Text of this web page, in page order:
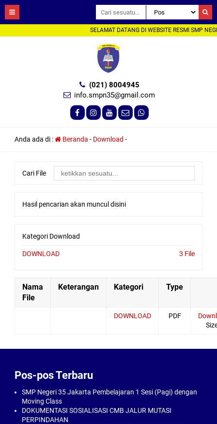
SELAMAT DATANG DI WEBSITE RESMI SMP
(021) 8004945
info.smpn35@gmail.com
Anda ada di : Beranda - Download -
Cari File
Hasil pencarian akan muncul disini
Kategori Download
DOWNLOAD 3 File
Nama
File
Keterangan Kategori Type
DOWNLOAD PDF
Pos-pos Terbaru
SMP Negeri 35 Jakarta Pembelajaran 1 Sesi (Pagi) dengan
Moving Class
DOKUMENTASI SOSIALISASI CMB JALUR MUTASI
PERPINDAHAN